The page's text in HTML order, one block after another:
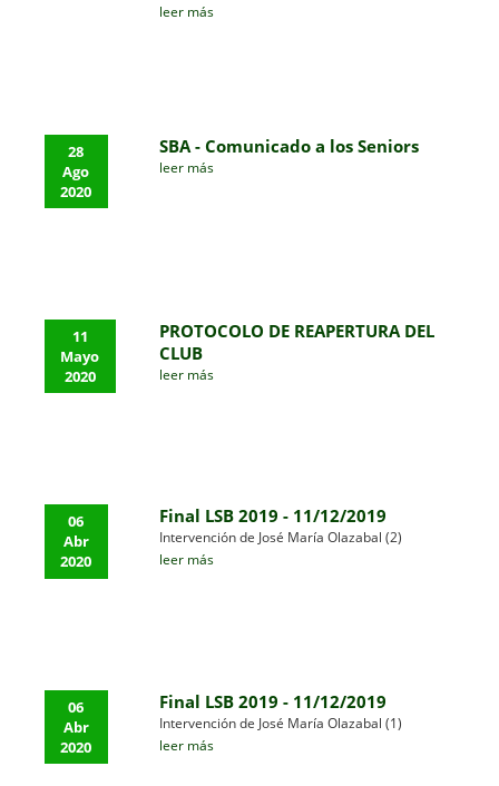
leer más
28
Ago
2020
SBA - Comunicado a los Seniors
leer más
11
Mayo
2020
PROTOCOLO DE REAPERTURA DEL
CLUB
leer más
06
Abr
2020
Final LSB 2019 - 11/12/2019
Intervención de José María Olazabal (2)
leer más
06
Abr
2020
Final LSB 2019 - 11/12/2019
Intervención de José María Olazabal (1)
leer más